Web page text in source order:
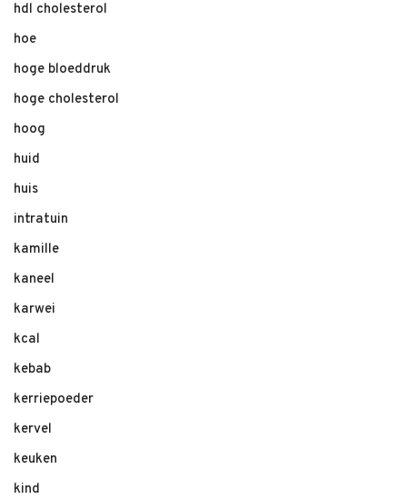
hdl cholesterol
hoe
hoge bloeddruk
hoge cholesterol
hoog
huid
huis
intratuin
kamille
kaneel
karwei
kcal
kebab
kerriepoeder
kervel
keuken
kind